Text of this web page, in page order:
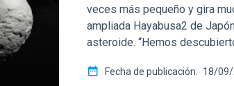
veces más pequeño y gira
ampliada Hayabusa2 de
asteroide. “Hemos
Fecha de publicación 18/09/